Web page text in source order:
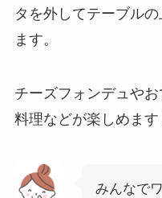
タを外してテーブル
ます。
チーズフォンデュや
料理などが楽しめます
みんなで